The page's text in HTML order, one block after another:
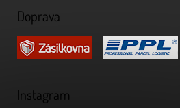
Doprava
Instagram